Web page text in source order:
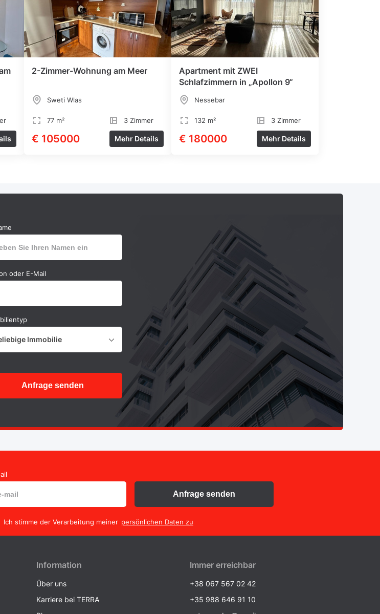
2-Zimmer-Wohnung am Meer
Sweti Wlas
77 m² 3 Zimmer
€ 105000 Mehr Details
Apartment mit ZWEI
Schlafzimmern in „Apollon 9“
Nessebar
132 m² 3 Zimmer
€ 180000 Mehr Details
oder E-Mail
Immobilie
Anfrage senden
Ich stimme der Verarbeitung meiner persönlichen Daten zu
Anfrage senden
Information
Über uns
Karriere bei TERRA
Immer erreichbar
+38 067 567 02 42
+35 988 646 91 10